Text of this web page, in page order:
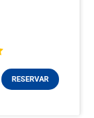
RESERVAR